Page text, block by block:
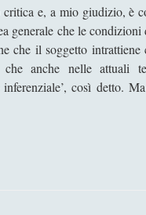
e, a mio giudizio, è
generale che le
che il soggetto
che anche nelle attuali
inferenziale’, così detto.